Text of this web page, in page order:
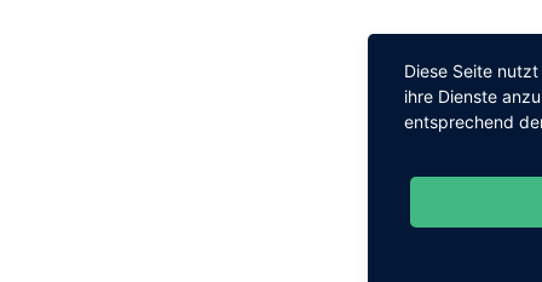
Diese Seite
ihre Dienste
entsprechend